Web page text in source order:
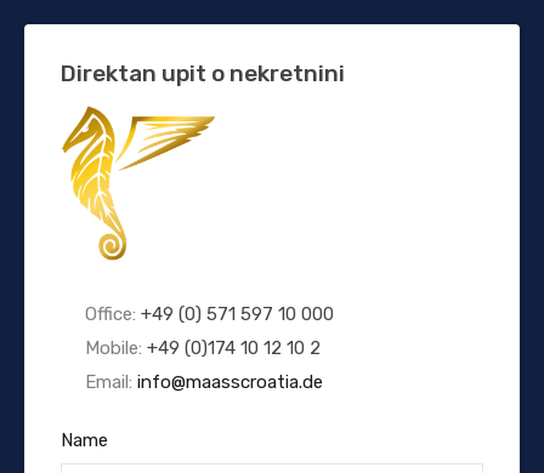
Direktan upit o nekretnini
Office: +49 (0) 571 597 10 000
Mobile: +49 (0)174 10 12 10 2
Email: info@maasscroatia.de
Name